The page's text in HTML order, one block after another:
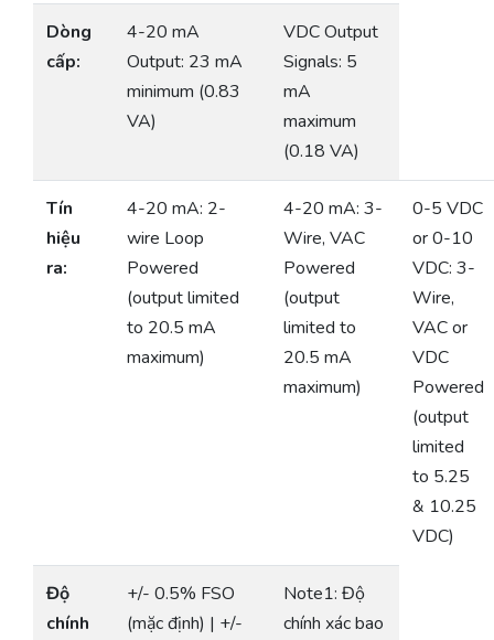
Dòng
cấp:
4-20 mA
Output: 23 mA
minimum (0.83
VA)
VDC Output
Signals: 5
mA
maximum
(0.18 VA)
Tín
hiệu
ra:
4-20 mA: 2-
wire Loop
Powered
(output limited
to 20.5 mA
maximum)
4-20 mA: 3-
Wire, VAC
Powered
(output
limited to
20.5 mA
maximum)
0-5 VDC
or 0-10
VDC: 3-
Wire,
VAC or
VDC
Powered
(output
limited
to 5.25
& 10.25
VDC)
Độ
chính
+/- 0.5% FSO
(mặc định) | +/-
Note1: Độ
chính xác bao